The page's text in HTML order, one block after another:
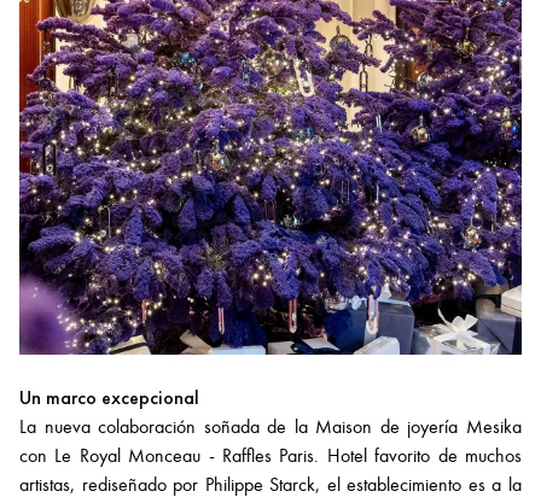
Un marco excepcional
La nueva colaboración soñada de la Maison de joyería Mesika
con Le Royal Monceau - Raffles Paris. Hotel favorito de muchos
artistas, rediseñado por Philippe Starck, el establecimiento es a la